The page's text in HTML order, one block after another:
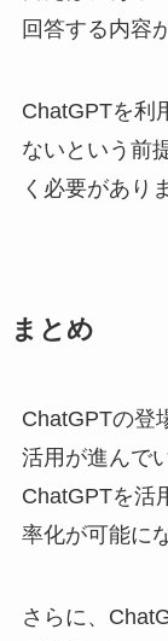
回答する内容
ChatGPTを利
ないという前
く必要があり
まとめ
ChatGPTの登
活用が進んで
ChatGPTを活
率化が可能に
さらに、